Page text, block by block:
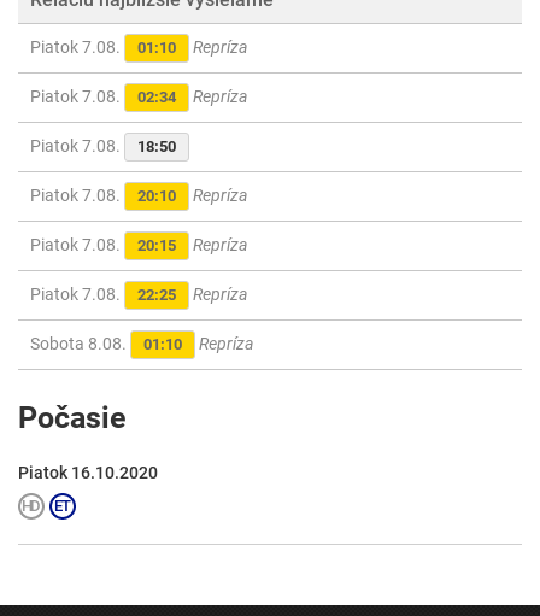
Piatok 7.08. 01:10 Repríza
Piatok 7.08. 02:34 Repríza
Piatok 7.08. 18:50
Piatok 7.08. 20:10 Repríza
Piatok 7.08. 20:15 Repríza
Piatok 7.08. 22:25 Repríza
Sobota 8.08. 01:10 Repríza
Počasie
Piatok 16.10.2020